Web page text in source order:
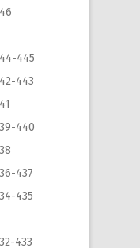
445
443
440
437
435
433